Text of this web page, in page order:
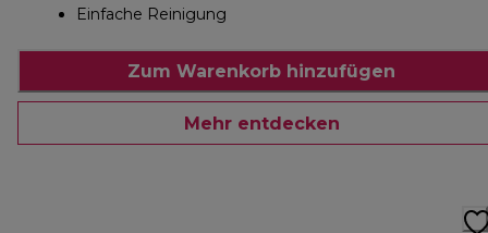
Einfache Reinigung
Zum Warenkorb hinzufügen
Mehr entdecken